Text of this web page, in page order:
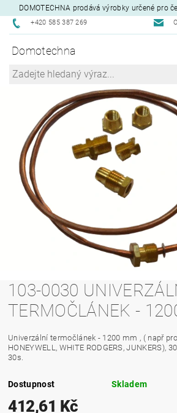
DOMOTECHNA prodává výrobky určené pro
+420 585 387 269
Domotechna
103-0030
TERMOČLÁNEK -
Univerzální termočlánek - 1200 mm , ( např
HONEYWELL, WHITE RODGERS, JUNKERS),
30s.
Dostupnost Skladem
412,61 Kč